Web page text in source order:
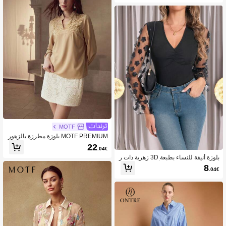
بلوزة أنيقة للنساء بطبعة 3D زهرية ذات ر
قبة على شكل حرف V وأكمام طويلة، منا
سبة للربيع والخريف
8.04€
MOTF
MOTF PREMIUM بلوزة مطرزة بالزهور
22.04€